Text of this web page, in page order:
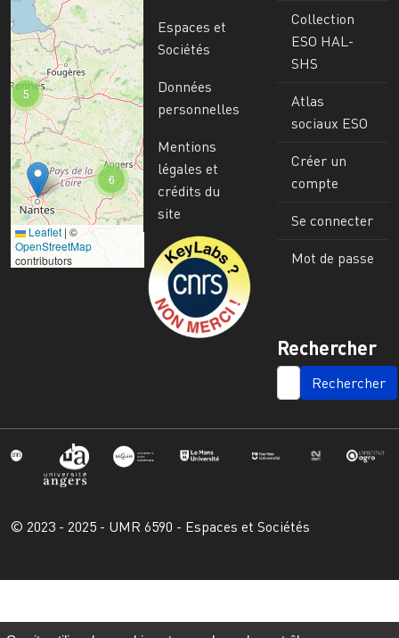
6
5
Leaflet | ©
OpenStreetMap
contributors
Espaces et
Sociétés
Données
personnelles
Mentions
légales et
crédits du
site
Image
Collection
ESO HAL-
SHS
Atlas
sociaux ESO
Créer un
compte
Se connecter
Mot de passe
Rechercher
SEARCH
© 2023 - 2025 - UMR 6590 - Espaces et Sociétés